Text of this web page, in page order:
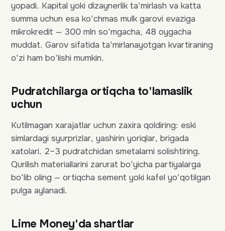
yopadi. Kapital yoki dizaynerlik ta'mirlash va katta
summa uchun esa ko'chmas mulk garovi evaziga
mikrokredit — 300 mln so'mgacha, 48 oygacha
muddat. Garov sifatida ta'mirlanayotgan kvartiraning
o'zi ham bo'lishi mumkin.
Pudratchilarga ortiqcha to'lamaslik
uchun
Kutilmagan xarajatlar uchun zaxira qoldiring: eski
simlardagi syurprizlar, yashirin yoriqlar, brigada
xatolari. 2–3 pudratchidan smetalarni solishtiring.
Qurilish materiallarini zarurat bo'yicha partiyalarga
bo'lib oling — ortiqcha sement yoki kafel yo'qotilgan
pulga aylanadi.
Lime Money'da shartlar